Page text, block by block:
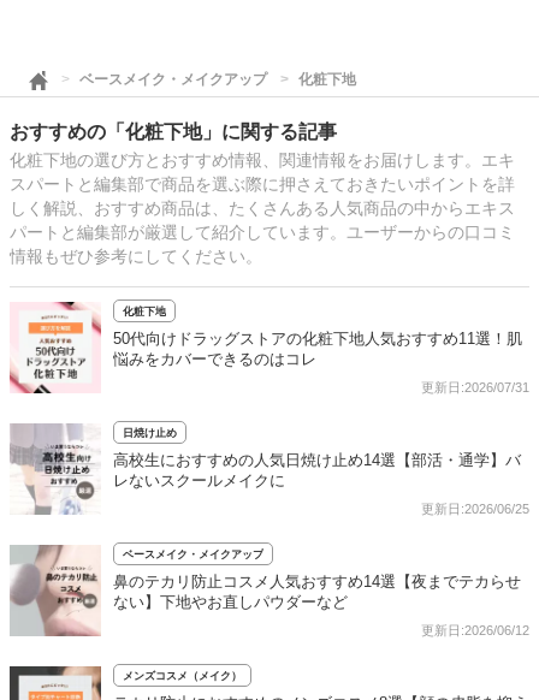
ベースメイク・メイクアップ 化粧下地
おすすめの「化粧下地」に関する記事
化粧下地の選び方とおすすめ情報、関連情報をお届けします。エキ
スパートと編集部で商品を選ぶ際に押さえておきたいポイントを詳
しく解説、おすすめ商品は、たくさんある人気商品の中からエキス
パートと編集部が厳選して紹介しています。ユーザーからの口コミ
情報もぜひ参考にしてください。
化粧下地
50代向けドラッグストアの化粧下地人気おすすめ11選！肌
悩みをカバーできるのはコレ
更新日:2026/07/31
日焼け止め
高校生におすすめの人気日焼け止め14選【部活・通学】バ
レないスクールメイクに
更新日:2026/06/25
ベースメイク・メイクアップ
鼻のテカリ防止コスメ人気おすすめ14選【夜までテカらせ
ない】下地やお直しパウダーなど
更新日:2026/06/12
メンズコスメ（メイク）